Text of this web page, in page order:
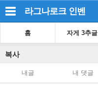
라그나로크 인벤
홈 자게 3추글
복사
내글 내 댓글